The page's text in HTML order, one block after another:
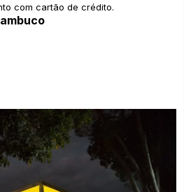
com cartão de crédito.